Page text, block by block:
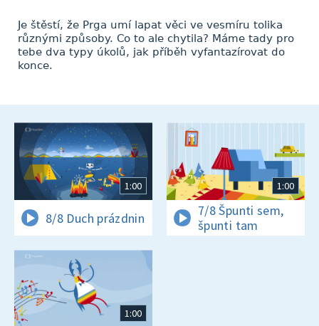
Je štěstí, že Prga umí lapat věci ve vesmíru tolika
různými způsoby. Co to ale chytila? Máme tady pro
tebe dva typy úkolů, jak příběh vyfantazírovat do
konce.
1:00
8/8 Duch prázdnin
1:00
7/8 Špunti sem,
špunti tam
1:00